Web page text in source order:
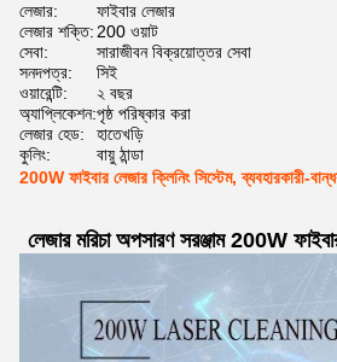
লেজার:
ফাইবার লেজার
লেজার শক্তি: 200 ওয়াট
সেবা:
সারাজীবন বিক্রয়োত্তর সেবা
সনদপত্র:
সিই
ওয়ারেন্টি:
২ বছর
অ্যাপ্লিকেশন:পৃষ্ঠ পরিষ্কার করা
লেজার হেড:
হাতেখড়ি
কুলিং:
বায়ু ঠান্ডা
200W ফাইবার লেজার ক্লিনিং সিস্টেম, ব্যবহারকারী-
লেজার মরিচা অপসারণ সরঞ্জাম 200W